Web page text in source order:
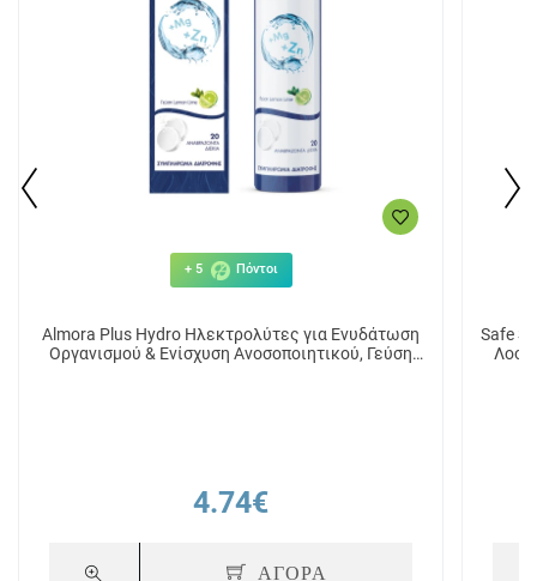
+ 5 Πόντοι
Almora Plus Hydro Ηλεκτρολύτες για Ενυδάτωση
Οργανισμού & Ενίσχυση Ανοσοποιητικού, Γεύση
4.74€
ΑΓΟΡΑ
Safe